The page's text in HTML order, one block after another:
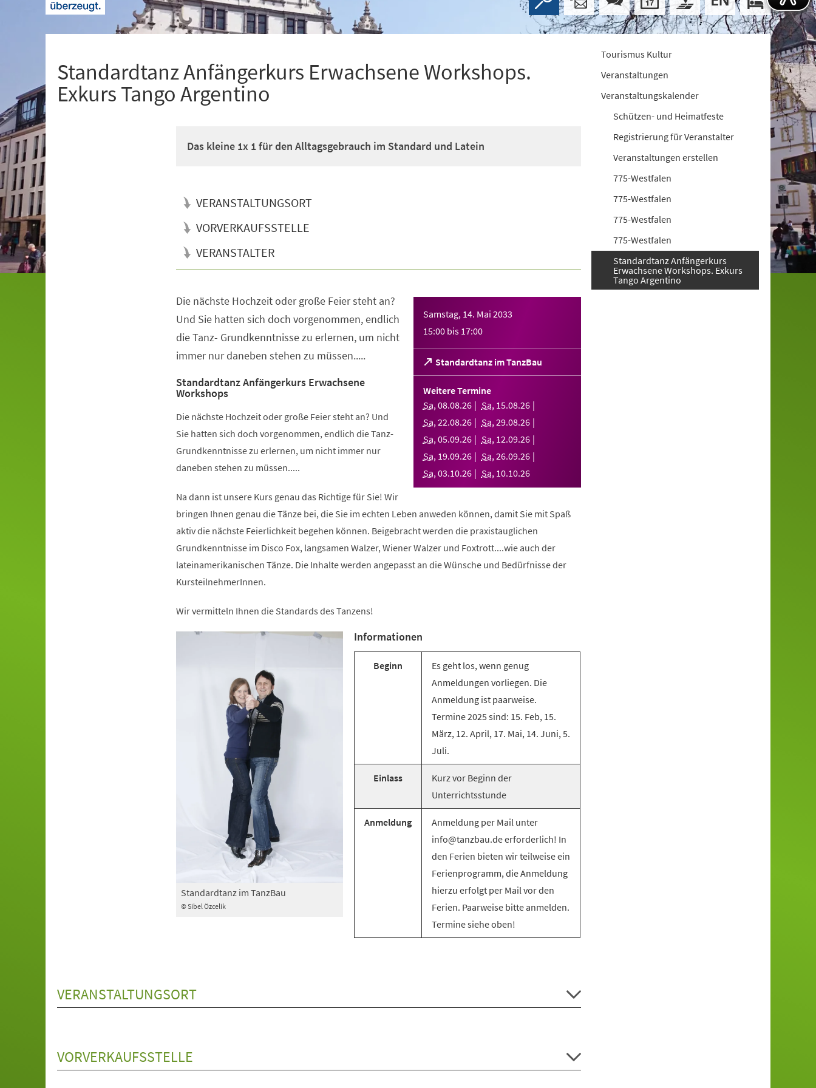
Standardtanz Anfängerkurs Erwachsene Workshops.
Exkurs Tango Argentino
Das kleine 1x 1 für den Alltagsgebrauch im Standard und Latein
VERANSTALTUNGSORT
VORVERKAUFSSTELLE
VERANSTALTER
Samstag, 14. Mai 2033
15:00 bis 17:00
Standardtanz im TanzBau
(Öffnet
in
einem
Tab)
Weitere Termine
Sa,08.08.26 Sa, 15.08.26
Sa,22.08.26 Sa,29.08.26
Sa,05.09.26 Sa, 12.09.26
Sa, 19.09.26 Sa,26.09.26
Sa,03.10.26 Sa, 10.10.26
Die nächste Hochzeit oder große Feier steht an?
Und Sie hatten sich doch vorgenommen, endlich
die Tanz- Grundkenntnisse zu erlernen, um nicht
immer nur daneben stehen zu müssen.....
Standardtanz Anfängerkurs Erwachsene
Workshops
Die nächste Hochzeit oder große Feier steht an? Und
Sie hatten sich doch vorgenommen, endlich die Tanz-
Grundkenntnisse zu erlernen, um nicht immer nur
daneben stehen zu müssen.....
Na dann ist unsere Kurs genau das Richtige für Sie! Wir
bringen Ihnen genau die Tänze bei, die Sie im echten Leben anweden können, damit Sie mit Spaß
aktiv die nächste Feierlichkeit begehen können. Beigebracht werden die praxistauglichen
Grundkenntnisse im Disco Fox, langsamen Walzer, Wiener Walzer und Foxtrott....wie auch der
lateinamerikanischen Tänze. Die Inhalte werden angepasst an die Wünsche und Bedürfnisse der
KursteilnehmerInnen.
Wir vermitteln Ihnen die Standards des Tanzens!
© Sibel Özcelik
Standardtanz im TanzBau
Informationen
Beginn
Es geht los, wenn genug
Anmeldungen vorliegen. Die
Anmeldung ist paarweise.
Termine 2025 sind: 15. Feb, 15.
März, 12. April, 17. Mai, 14. Juni, 5.
Juli.
Einlass
Kurz vor Beginn der
Unterrichtsstunde
Anmeldung
Anmeldung per Mail unter
info@tanzbau.de erforderlich! In
den Ferien bieten wir teilweise ein
Ferienprogramm, die Anmeldung
hierzu erfolgt per Mail vor den
Ferien. Paarweise bitte anmelden.
Termine siehe oben!
VERANSTALTUNGSORT
VORVERKAUFSSTELLE
Tourismus Kultur
Veranstaltungen
Veranstaltungskalender
Schützen- und Heimatfeste
Registrierung für Veranstalter
Veranstaltungen erstellen
775-Westfalen
775-Westfalen
775-Westfalen
775-Westfalen
Standardtanz Anfängerkurs
Erwachsene Workshops. Exkurs
Tango Argentino